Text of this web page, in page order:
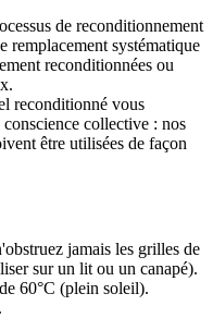
de reconditionnement
remplacement systématique
reconditionnées ou
reconditionné vous
conscience collective : nos
être utilisées de façon
jamais les grilles de
sur un lit ou un canapé).
60°C (plein soleil).